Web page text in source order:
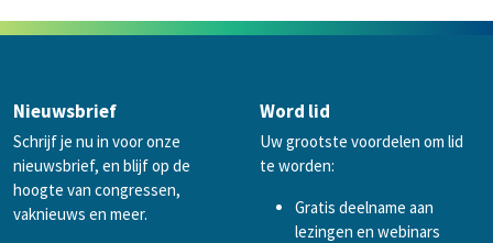
Nieuwsbrief
Schrijf je nu in voor onze
nieuwsbrief, en blijf op de
hoogte van congressen,
vaknieuws en meer.
Word lid
Uw grootste voordelen om lid
te worden:
Gratis deelname aan
lezingen en webinars